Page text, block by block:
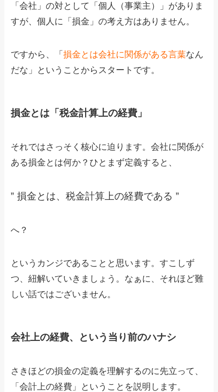
「会社」の対として「個人（事業主）」がありま
すが、個人に「損金」の考え方はありません。
ですから、「損金とは会社に関係がある言葉なん
だな」ということからスタートです。
損金とは「税金計算上の経費」
それではさっそく核心に迫ります。会社に関係が
ある損金とは何か？ひとまず定義すると、
” 損金とは、税金計算上の経費である ”
へ？
というカンジであることと思います。すこしず
つ、紐解いていきましょう。なぁに、それほど難
しい話ではございません。
会社上の経費、という当り前のハナシ
さきほどの損金の定義を理解するのに先立って、
「会計上の経費」ということを説明します。